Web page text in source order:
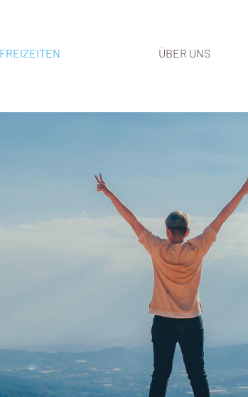
FREIZEITEN ÜBER UNS